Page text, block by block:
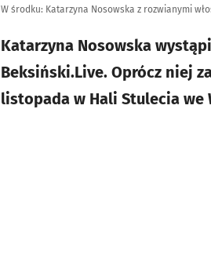
W środku: Katarzyna Nosowska z rozwianymi
Katarzyna Nosowska
Beksiński.Live. Oprócz niej
listopada w Hali Stulecia we